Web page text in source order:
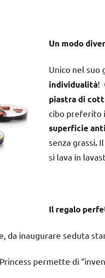
Un modo
Unico nel suo
individualità!
piastra di
cibo preferito
superficie
senza grassi.
si lava in
Il regalo
da inaugurare seduta
permette di